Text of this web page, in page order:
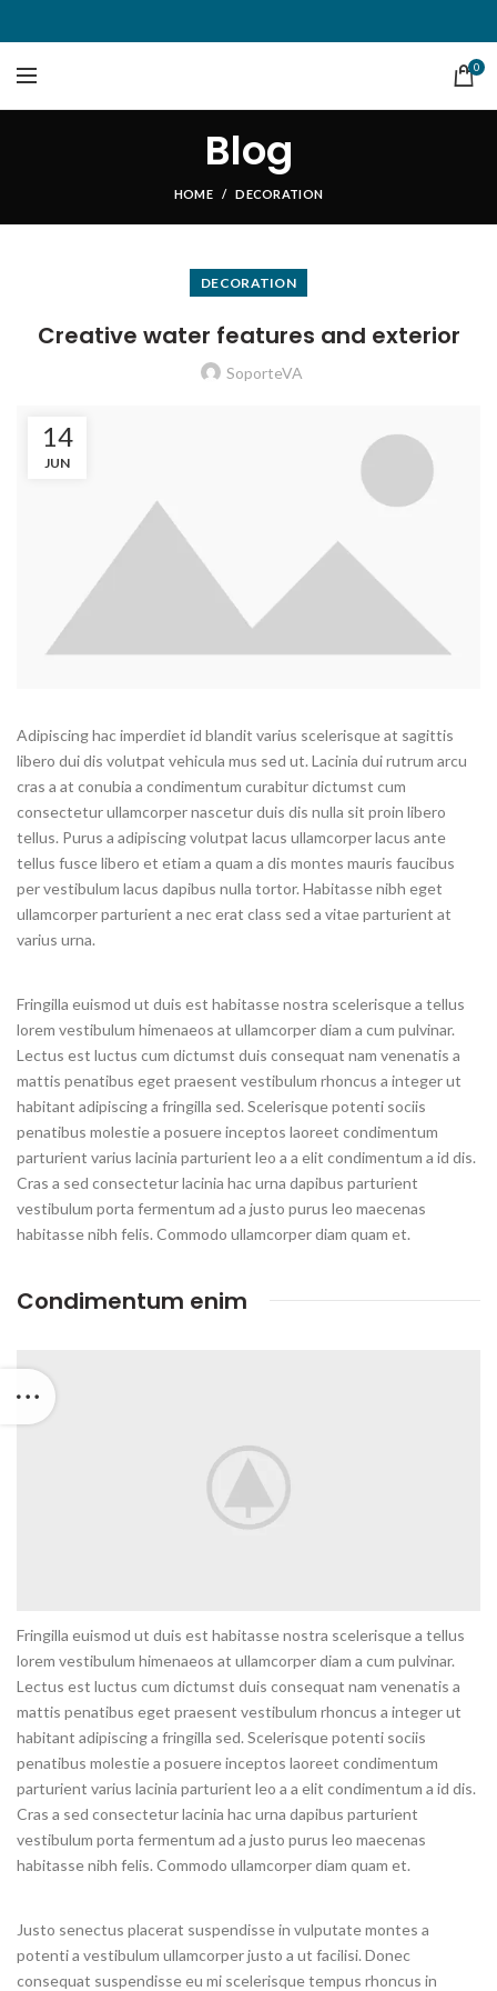
0
Blog
HOME DECORATION
DECORATION
Creative water features and exterior
SoporteVA
14
JUN
Adipiscing hac imperdiet id blandit varius scelerisque at sagittis
libero dui dis volutpat vehicula mus sed ut. Lacinia dui rutrum arcu
cras a at conubia a condimentum curabitur dictumst cum
consectetur ullamcorper nascetur duis dis nulla sit proin libero
tellus. Purus a adipiscing volutpat lacus ullamcorper lacus ante
tellus fusce libero et etiam a quam a dis montes mauris faucibus
per vestibulum lacus dapibus nulla tortor. Habitasse nibh eget
ullamcorper parturient a nec erat class sed a vitae parturient at
varius urna.
Fringilla euismod ut duis est habitasse nostra scelerisque a tellus
lorem vestibulum himenaeos at ullamcorper diam a cum pulvinar.
Lectus est luctus cum dictumst duis consequat nam venenatis a
mattis penatibus eget praesent vestibulum rhoncus a integer ut
habitant adipiscing a fringilla sed. Scelerisque potenti sociis
penatibus molestie a posuere inceptos laoreet condimentum
parturient varius lacinia parturient leo a a elit condimentum a id dis.
Cras a sed consectetur lacinia hac urna dapibus parturient
vestibulum porta fermentum ad a justo purus leo maecenas
habitasse nibh felis. Commodo ullamcorper diam quam et.
Condimentum enim
Fringilla euismod ut duis est habitasse nostra scelerisque a tellus
lorem vestibulum himenaeos at ullamcorper diam a cum pulvinar.
Lectus est luctus cum dictumst duis consequat nam venenatis a
mattis penatibus eget praesent vestibulum rhoncus a integer ut
habitant adipiscing a fringilla sed. Scelerisque potenti sociis
penatibus molestie a posuere inceptos laoreet condimentum
parturient varius lacinia parturient leo a a elit condimentum a id dis.
Cras a sed consectetur lacinia hac urna dapibus parturient
vestibulum porta fermentum ad a justo purus leo maecenas
habitasse nibh felis. Commodo ullamcorper diam quam et.
Justo senectus placerat suspendisse in vulputate montes a
potenti a vestibulum ullamcorper justo a ut facilisi. Donec
consequat suspendisse eu mi scelerisque tempus rhoncus in